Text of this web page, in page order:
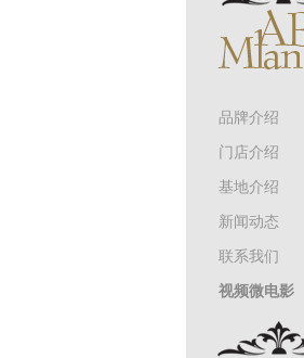
品牌介绍
门店介绍
基地介绍
新闻动态
联系我们
视频微电影